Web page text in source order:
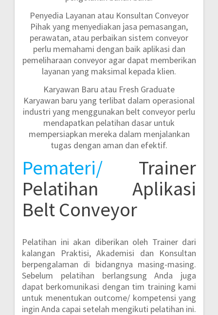
Penyedia Layanan atau Konsultan Conveyor
Pihak yang menyediakan jasa pemasangan,
perawatan, atau perbaikan sistem conveyor
perlu memahami dengan baik aplikasi dan
pemeliharaan conveyor agar dapat memberikan
layanan yang maksimal kepada klien.
Karyawan Baru atau Fresh Graduate
Karyawan baru yang terlibat dalam operasional
industri yang menggunakan belt conveyor perlu
mendapatkan pelatihan dasar untuk
mempersiapkan mereka dalam menjalankan
tugas dengan aman dan efektif.
Pemateri/ Trainer
Pelatihan Aplikasi
Belt Conveyor
Pelatihan ini akan diberikan oleh Trainer dari
kalangan Praktisi, Akademisi dan Konsultan
berpengalaman di bidangnya masing-masing.
Sebelum pelatihan berlangsung Anda juga
dapat berkomunikasi dengan tim training kami
untuk menentukan outcome/ kompetensi yang
ingin Anda capai setelah mengikuti pelatihan ini.